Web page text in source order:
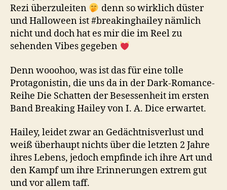
Rezi überzuleiten
denn so wirklich düster
und Halloween ist #breakinghailey nämlich
nicht und doch hat es mir die im Reel zu
sehenden Vibes gegeben
Denn wooohoo, was ist das für eine tolle
Protagonistin, die uns da in der Dark-Romance-
Reihe Die Schatten der Besessenheit im ersten
Band Breaking Hailey von I. A. Dice erwartet.
Hailey, leidet zwar an Gedächtnisverlust und
weiß überhaupt nichts über die letzten 2 Jahre
ihres Lebens, jedoch empfinde ich ihre Art und
den Kampf um ihre Erinnerungen extrem gut
und vor allem taff.